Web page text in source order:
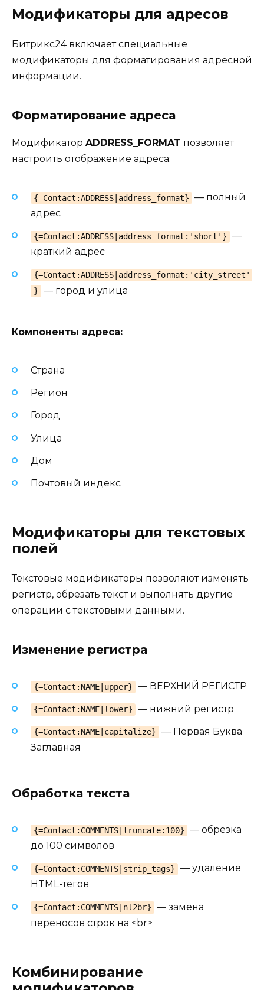
Модификаторы для адресов
Битрикс24 включает специальные
модификаторы для форматирования адресной
информации.
Форматирование адреса
Модификатор ADDRESS_FORMAT позволяет
настроить отображение адреса:
{=Contact:ADDRESS|address_format}
— полный
адрес
{=Contact:ADDRESS|address_format:'short'}
—
краткий адрес
{=Contact:ADDRESS|address_format:'city_street'
}
— город и улица
Компоненты адреса:
Страна
Регион
Город
Улица
Дом
Почтовый индекс
Модификаторы для текстовых
полей
Текстовые модификаторы позволяют изменять
регистр, обрезать текст и выполнять другие
операции с текстовыми данными.
Изменение регистра
{=Contact:NAME|upper} — ВЕРХНИЙ РЕГИСТР
{=Contact:NAME|lower} — нижний регистр
{=Contact:NAME|capitalize}
— Первая Буква
Заглавная
Обработка текста
{=Contact:COMMENTS|truncate:100}
— обрезка
до 100 символов
{=Contact:COMMENTS|strip_tags}
— удаление
HTML-тегов
{=Contact:COMMENTS|nl2br}
— замена
переносов строк на <br>
Комбинирование